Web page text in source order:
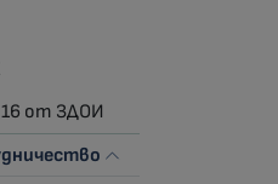
16 от ЗДОИ